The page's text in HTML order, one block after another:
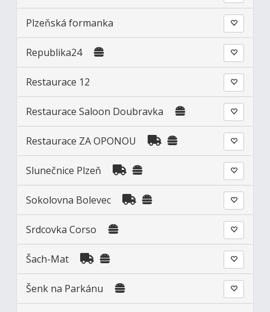
Plzeňská formanka
Republika24
Restaurace 12
Restaurace Saloon Doubravka
Restaurace ZA OPONOU
Slunečnice Plzeň
Sokolovna Bolevec
Srdcovka Corso
Šach-Mat
Šenk na Parkánu